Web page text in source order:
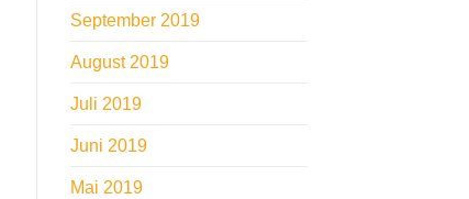
September 2019
August 2019
Juli 2019
Juni 2019
Mai 2019